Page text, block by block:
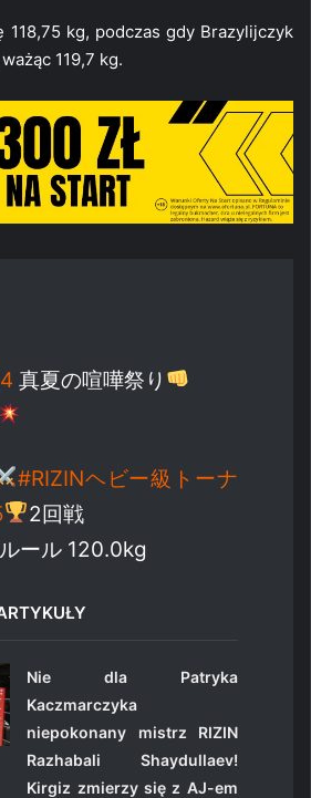
118,75 kg, podczas gdy Brazylijczyk
119,7 kg.
真夏の喧嘩祭り
#RIZINヘビー級トーナ
2回戦
ール 120.0kg
Nie dla Patryka
Kaczmarczyka
niepokonany mistrz RIZIN
Razhabali Shaydullaev!
Kirgiz zmierzy się z AJ-em